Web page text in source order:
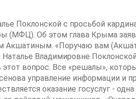
Поклонской с просьбой
(МФЦ). Об этом глава Крыма
Акшатиным. «Поручаю вам
Владимировне
вопрос. Все «решалы»,
управление информации и
оказание госуслуг - одна